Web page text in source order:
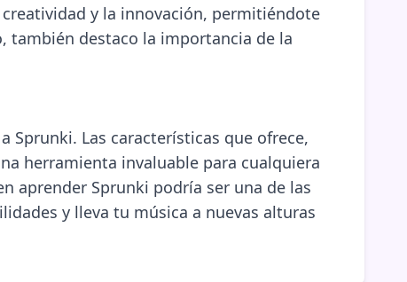
y la innovación, permitiéndote
también destaco la importancia de la
Sprunki. Las características que ofrece,
herramienta invaluable para cualquiera
aprender Sprunki podría ser una de las
y lleva tu música a nuevas alturas